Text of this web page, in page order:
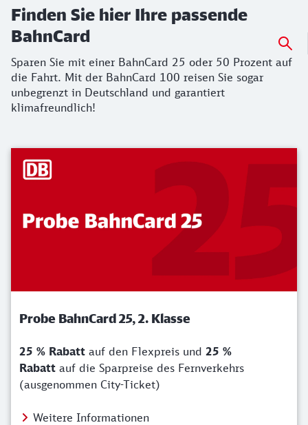
Finden Sie hier Ihre passende
BahnCard
Sparen Sie mit einer BahnCard 25 oder 50 Prozent auf
die Fahrt. Mit der BahnCard 100 reisen Sie sogar
unbegrenzt in Deutschland und garantiert
klimafreundlich!
Probe BahnCard 25, 2. Klasse
25 % Rabatt auf den Flexpreis und 25 %
Rabatt auf die Sparpreise des Fernverkehrs
(ausgenommen City-Ticket)
Weitere Informationen